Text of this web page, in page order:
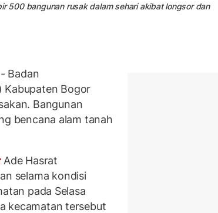
500 bangunan rusak dalam sehari akibat longsor dan
Badan
Kabupaten Bogor
Bangunan
bencana alam tanah
Ade Hasrat
selama kondisi
pada Selasa
kecamatan tersebut